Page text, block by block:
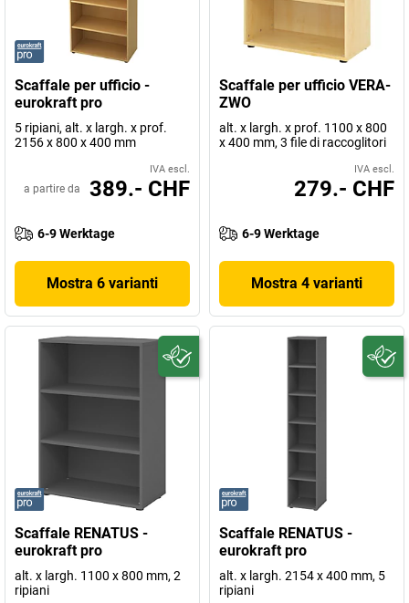
Scaffale per ufficio -
eurokraft pro
5 ripiani, alt. x largh. x prof.
2156 x 800 x 400 mm
IVA escl.
a partire da 389.- CHF
6-9 Werktage
Mostra 6 varianti
Scaffale per ufficio VERA-
ZWO
alt. x largh. x prof. 1100 x 800
x 400 mm, 3 file di raccoglitori
IVA escl.
279.- CHF
6-9 Werktage
Mostra 4 varianti
Scaffale RENATUS -
eurokraft pro
alt. x largh. 1100 x 800 mm, 2
ripiani
Scaffale RENATUS -
eurokraft pro
alt. x largh. 2154 x 400 mm, 5
ripiani